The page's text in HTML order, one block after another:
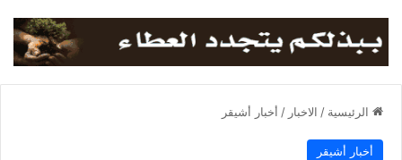
الرئيسية / الاخبار / أخبار أشيقر
أخبار أشيقر